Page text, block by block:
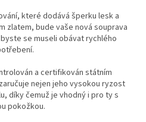
které dodává šperku lesk a
zlatem, bude vaše nová souprava
se museli obávat rychlého
a certifikován státním
nejen jeho vysokou ryzost
díky čemuž je vhodný i pro ty s
pokožkou.